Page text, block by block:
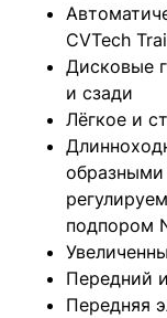
CVTech
Дисковые
и сзади
Лёгкое и
образными
подпором
Передний
Передняя